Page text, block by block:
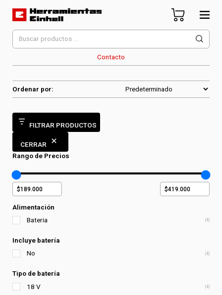
Herramientas Einhell
Distribuidor Oficial
Contacto
Buscar
por:
Ordenar por:
FILTRAR PRODUCTOS
CERRAR
Rango de Precios
Alimentación
Bateria
(4)
Incluye batería
No
(4)
Tipo de batería
18 V
(4)